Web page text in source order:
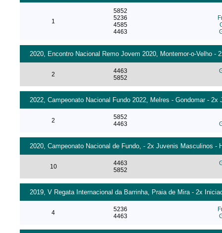
1
5852
5236
4585
4463
2020, Encontro Nacional Remo Jovem 2020, Montemor-o-Velho -
2
4463
5852
2022, Campeonato Nacional Fundo 2022, Melres - Gondomar -
2
5852
4463
2020, Campeonato Nacional de Fundo, - 2x Juvenis Masculinos -
10
4463
5852
2019, V Regata Internacional da Barrinha, Praia de Mira - 2x
4
5236
4463